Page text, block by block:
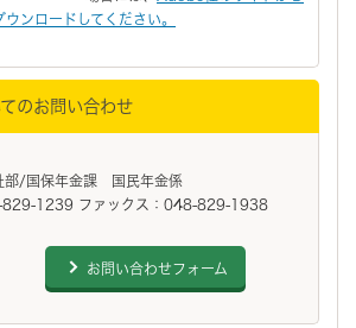
ンロードしてください。
のお問い合わせ
部/国保年金課 国民年金係
829-1239 ファックス：048-829-1938
お問い合わせフォーム